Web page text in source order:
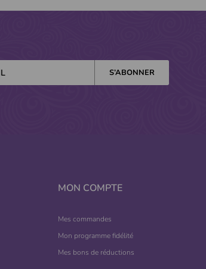
MON COMPTE
Mes commandes
Mon programme fidélité
Mes bons de réductions